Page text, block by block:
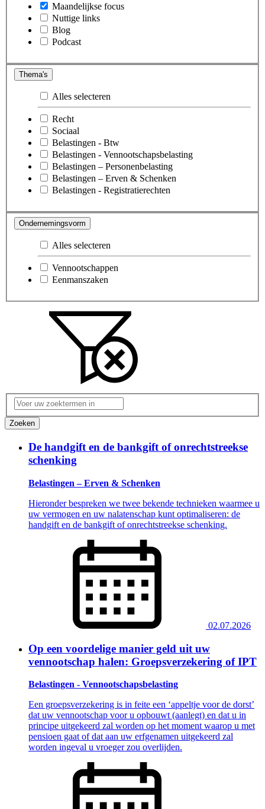
Maandelijkse focus
Nuttige links
Blog
Podcast
Thema's
Alles selecteren
Recht
Sociaal
Belastingen - Btw
Belastingen - Vennootschapsbelasting
Belastingen – Personenbelasting
Belastingen – Erven & Schenken
Belastingen - Registratierechten
Ondernemingsvorm
Alles selecteren
Vennootschappen
Eenmanszaken
Voer
uw
zoektermen
Zoeken
De handgift en de bankgift of onrechtstreekse
schenking
Belastingen – Erven & Schenken
Hieronder bespreken we twee bekende technieken waarmee u
uw vermogen en uw nalatenschap kunt optimaliseren: de
handgift en de bankgift of onrechtstreekse schenking.
02.07.2026
Op een voordelige manier geld uit uw
vennootschap halen: Groepsverzekering of IPT
Belastingen - Vennootschapsbelasting
Een groepsverzekering is in feite een ‘appeltje voor de dorst’
dat uw vennootschap voor u opbouwt (aanlegt) en dat u in
principe uitgekeerd zal worden op het moment waarop u met
pensioen gaat of dat aan uw erfgenamen uitgekeerd zal
worden ingeval u vroeger zou overlijden.